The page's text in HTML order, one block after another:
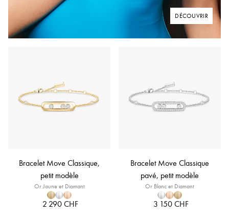
DÉCOUVRIR
Bracelet Move Classique,
petit modèle
Or Jaune et Diamant
2 290 CHF
Bracelet Move Classique
pavé, petit modèle
Or Blanc et Diamant
3 150 CHF